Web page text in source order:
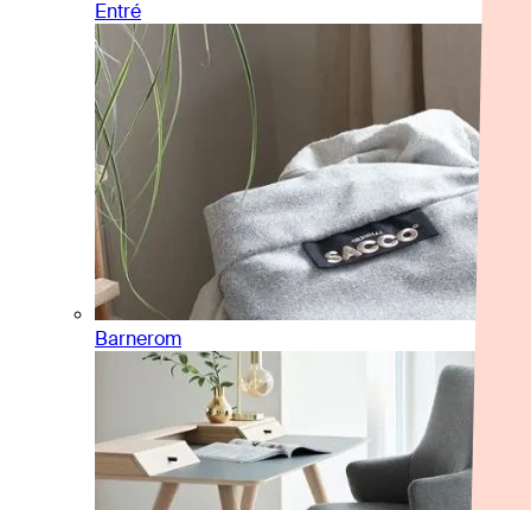
Entré
Barnerom